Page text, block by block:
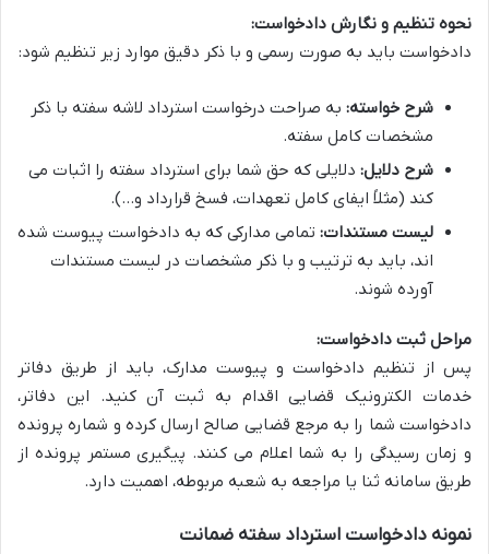
نحوه تنظیم و نگارش دادخواست:
دادخواست باید به صورت رسمی و با ذکر دقیق موارد زیر تنظیم شود:
شرح خواسته: به صراحت درخواست استرداد لاشه سفته با ذکر
مشخصات کامل سفته.
شرح دلایل: دلایلی که حق شما برای استرداد سفته را اثبات می
کند (مثلاً ایفای کامل تعهدات، فسخ قرارداد و…).
لیست مستندات: تمامی مدارکی که به دادخواست پیوست شده
اند، باید به ترتیب و با ذکر مشخصات در لیست مستندات
آورده شوند.
مراحل ثبت دادخواست:
پس از تنظیم دادخواست و پیوست مدارک، باید از طریق دفاتر
خدمات الکترونیک قضایی اقدام به ثبت آن کنید. این دفاتر،
دادخواست شما را به مرجع قضایی صالح ارسال کرده و شماره پرونده
و زمان رسیدگی را به شما اعلام می کنند. پیگیری مستمر پرونده از
طریق سامانه ثنا یا مراجعه به شعبه مربوطه، اهمیت دارد.
نمونه دادخواست استرداد سفته ضمانت